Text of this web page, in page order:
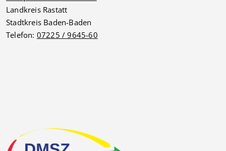
Landkreis Rastatt
Stadtkreis Baden-Baden
Telefon: 07225 / 9645-60